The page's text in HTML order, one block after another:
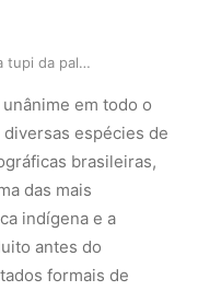
Como a etimologia tupi da palavra jacaré revela…
em todo o
espécies de
brasileiras,
das mais
indígena e a
antes do
formais de